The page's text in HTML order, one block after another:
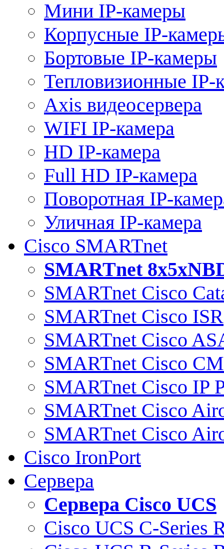
Мини IP-камеры
Корпусные IP-
Бортовые IP-камеры
Тепловизионные IP-
Axis видеосервера
WIFI IP-камера
HD IP-камера
Full HD IP-камера
Поворотная IP-
Уличная IP-камера
Cisco SMARTnet
SMARTnet
SMARTnet Cisco
SMARTnet Cisco ISR
SMARTnet Cisco
SMARTnet Cisco
SMARTnet Cisco IP
SMARTnet Cisco
SMARTnet Cisco
Cisco IronPort
Сервера
Сервера Cisco UCS
Cisco UCS C-Series